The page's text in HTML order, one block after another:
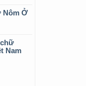
Nôm Ở
Nam